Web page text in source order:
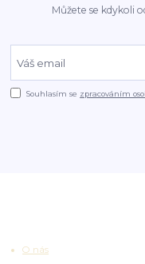
Můžete se kdykoli
Souhlasím se zpracováním
O nás